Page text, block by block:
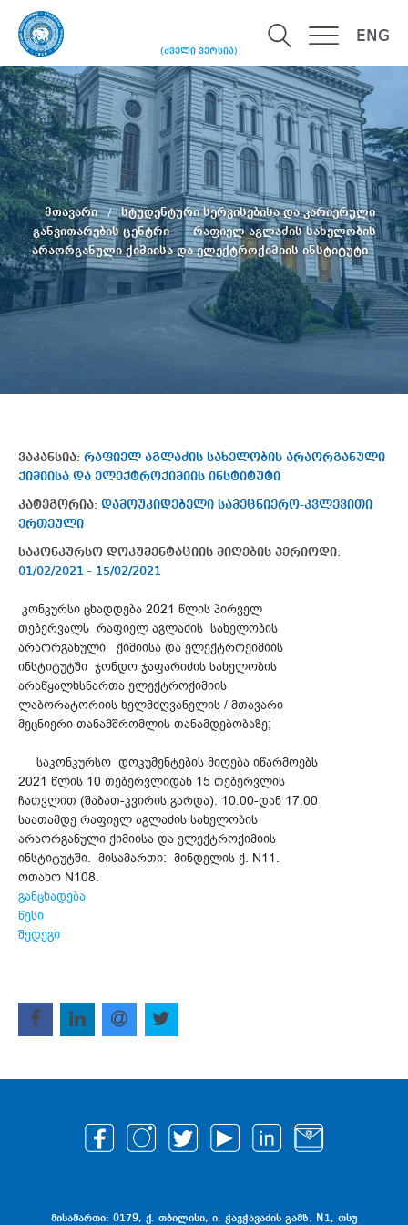
(ძველი ვერსია)
ENG
მთავარი
სტუდენტური სერვისებისა და კარიერული
განვითარების ცენტრი
რაფიელ აგლაძის სახელობის
არაორგანული ქიმიისა და ელექტროქიმიის ინსტიტუტი
ვაკანსია: რაფიელ აგლაძის სახელობის არაორგანული
ქიმიისა და ელექტროქიმიის ინსტიტუტი
კატეგორია: დამოუკიდებელი სამეცნიერო-კვლევითი
ერთეული
საკონკურსო დოკუმენტაციის მიღების პერიოდი:
01/02/2021 - 15/02/2021
კონკურსი ცხადდება 2021 წლის პირველ
თებერვალს რაფიელ აგლაძის სახელობის
არაორგანული ქიმიისა და ელექტროქიმიის
ინსტიტუტში ჯონდო ჯაფარიძის სახელობის
არაწყალხსნართა ელექტროქიმიის
ლაბორატორიის ხელმძღვანელის / მთავარი
მეცნიერი თანამშრომლის თანამდებობაზე;
საკონკურსო დოკუმენტების მიღება იწარმოებს
2021 წლის 10 თებერვლიდან 15 თებერვლის
ჩათვლით (შაბათ-კვირის გარდა). 10.00-დან 17.00
საათამდე რაფიელ აგლაძის სახელობის
არაორგანული ქიმიისა და ელექტროქიმიის
ინსტიტუტში. მისამართი: მინდელის ქ. N11.
ოთახო N108.
განცხადება
წესი
შედეგი
მისამართი: 0179, ქ. თბილისი, ი. ჭავჭავაძის გამზ. N1, თსუ